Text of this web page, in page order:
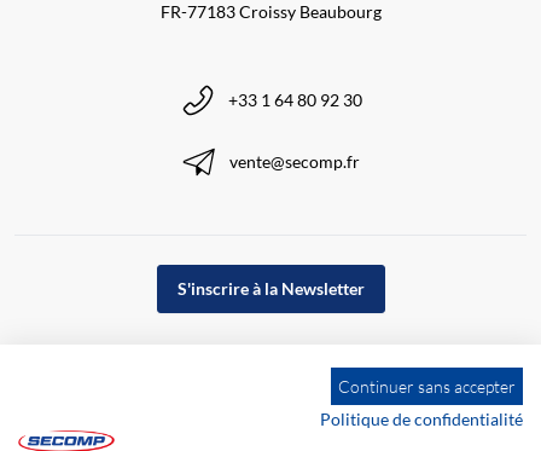
FR-77183 Croissy Beaubourg
+33 1 64 80 92 30
vente@secomp.fr
S'inscrire à la Newsletter
Continuer sans accepter
Politique de confidentialité